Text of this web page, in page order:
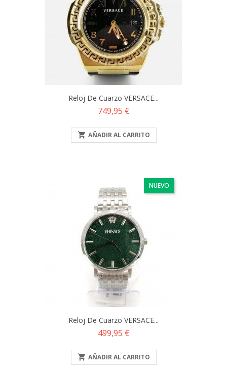
Reloj De Cuarzo VERSACE...
Precio
749,95 €
 AÑADIR AL CARRITO
NUEVO
Reloj De Cuarzo VERSACE...
Precio
499,95 €
 AÑADIR AL CARRITO